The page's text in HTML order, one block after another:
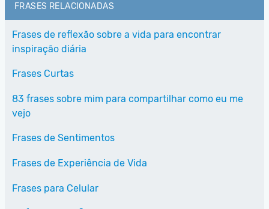
FRASES RELACIONADAS
Frases de reflexão sobre a vida para encontrar
inspiração diária
Frases Curtas
83 frases sobre mim para compartilhar como eu me
vejo
Frases de Sentimentos
Frases de Experiência de Vida
Frases para Celular